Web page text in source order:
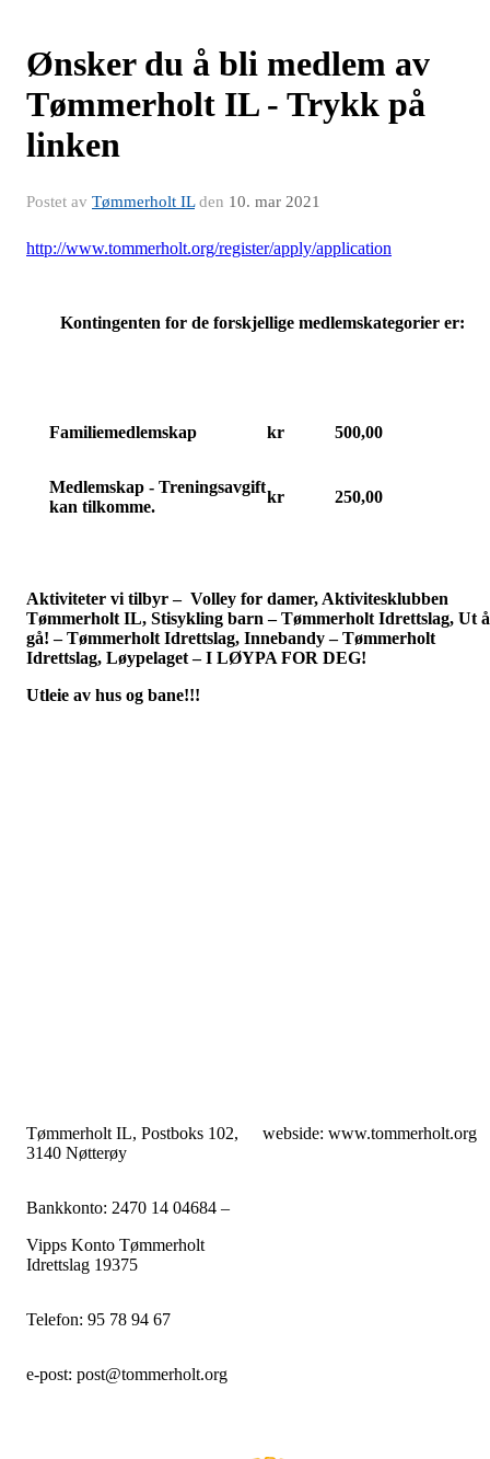
Ønsker du å bli medlem av
Tømmerholt IL - Trykk på
linken
Postet av Tømmerholt ILden 10. mar 2021
http://www.tommerholt.org/register/apply/application
Kontingenten for de forskjellige medlemskategorier er:
Familiemedlemskap kr 500,00
Medlemskap - Treningsavgift
kan tilkomme.
kr 250,00
Aktiviteter vi tilbyr – Volley for damer, Aktivitesklubben
Tømmerholt IL, Stisykling barn – Tømmerholt Idrettslag, Ut å
gå! – Tømmerholt Idrettslag, Innebandy – Tømmerholt
Idrettslag, Løypelaget – I LØYPA FOR DEG!
Utleie av hus og bane!!!
Tømmerholt IL, Postboks 102,
3140 Nøtterøy
webside: www.tommerholt.org
Bankkonto: 2470 14 04684 –
Vipps Konto Tømmerholt
Idrettslag 19375
Telefon: 95 78 94 67
e-post: post@tommerholt.org